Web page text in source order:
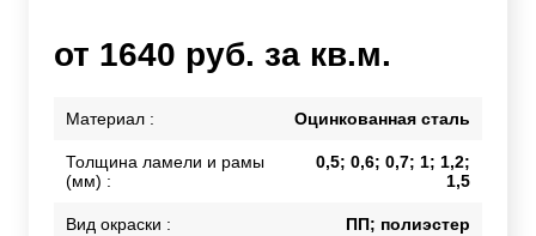
от 1640 руб. за кв.м.
Материал : Оцинкованная сталь
Толщина ламели и рамы
(мм) :
0,5; 0,6; 0,7; 1; 1,2;
1,5
Вид окраски : ПП; полиэстер